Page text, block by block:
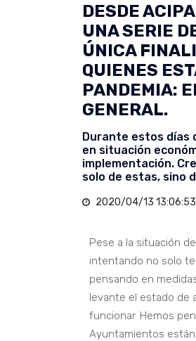
DESDE
UNA SERIE
ÚNICA
QUIENES
PANDEMIA:
GENERAL.
Durante estos días
en situación
implementación.
solo de estas, sino
2020/04/13 13:06:53
Pese a la situación
intentando no solo
pensando en
levante el estado de
funcionar. Hemos
Ayuntamientos